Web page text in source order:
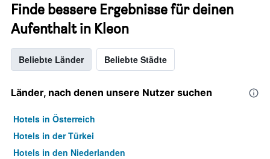
Finde bessere Ergebnisse für deinen
Aufenthalt in Kleon
Beliebte Länder Beliebte Städte
Länder, nach denen unsere Nutzer suchen
Hotels in Österreich
Hotels in der Türkei
Hotels in den Niederlanden